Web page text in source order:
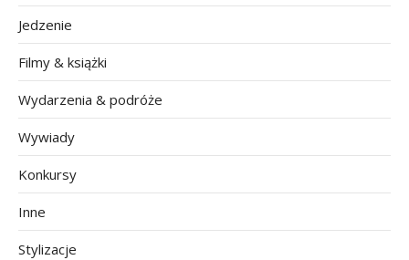
Jedzenie
Filmy & książki
Wydarzenia & podróże
Wywiady
Konkursy
Inne
Stylizacje